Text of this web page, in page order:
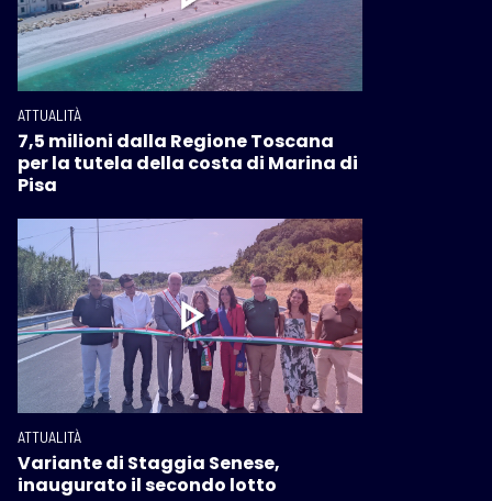
ATTUALITÀ
7,5 milioni dalla Regione Toscana
per la tutela della costa di Marina di
Pisa
ATTUALITÀ
Variante di Staggia Senese,
inaugurato il secondo lotto